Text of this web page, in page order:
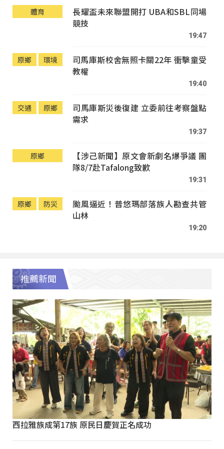
體育
長耀盃未來聯盟開打 UBA和SBL同場
競技
19:47
原鄉 環境
司馬庫斯校舍無照卡關22年 衝擊童受
教權
19:40
交通 原鄉
司馬庫斯災後復建 立委前往考察盤點
需求
19:37
原鄉
【涉己新聞】原文會新劇名爆爭議 團
隊8/7赴Tafalong致歉
19:31
原鄉 防災
颱風逼近！普悠瑪部落族人勘查共管
山林
19:20
推薦新聞
西拉雅族成第17族 原民日慶賀正名成功